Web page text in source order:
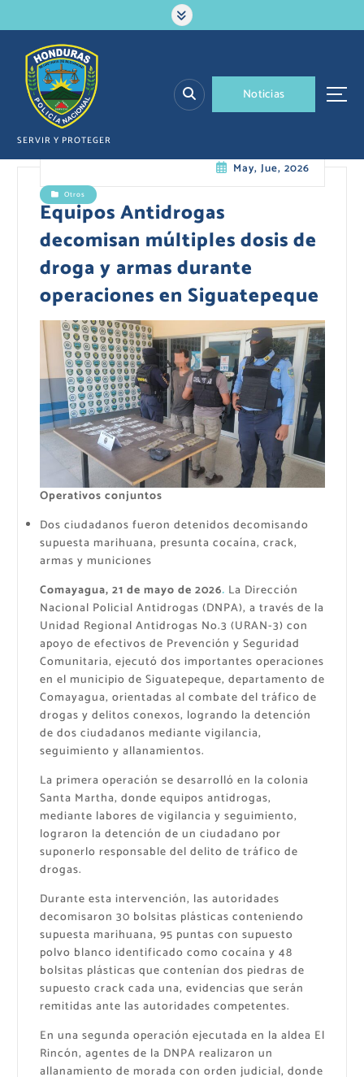
a
SERVIR Y PROTEGER
Noticias
May, Jue, 2026
Otros
Equipos Antidrogas
decomisan múltiples dosis de
droga y armas durante
operaciones en Siguatepeque
Operativos conjuntos
Dos ciudadanos fueron detenidos decomisando
supuesta marihuana, presunta cocaína, crack,
armas y municiones
Comayagua, 21 de mayo de 2026. La Dirección
Nacional Policial Antidrogas (DNPA), a través de la
Unidad Regional Antidrogas No.3 (URAN-3) con
apoyo de efectivos de Prevención y Seguridad
Comunitaria, ejecutó dos importantes operaciones
en el municipio de Siguatepeque, departamento de
Comayagua, orientadas al combate del tráfico de
drogas y delitos conexos, logrando la detención
de dos ciudadanos mediante vigilancia,
seguimiento y allanamientos.
La primera operación se desarrolló en la colonia
Santa Martha, donde equipos antidrogas,
mediante labores de vigilancia y seguimiento,
lograron la detención de un ciudadano por
suponerlo responsable del delito de tráfico de
drogas.
Durante esta intervención, las autoridades
decomisaron 30 bolsitas plásticas conteniendo
supuesta marihuana, 95 puntas con supuesto
polvo blanco identificado como cocaína y 48
bolsitas plásticas que contenían dos piedras de
supuesto crack cada una, evidencias que serán
remitidas ante las autoridades competentes.
En una segunda operación ejecutada en la aldea El
Rincón, agentes de la DNPA realizaron un
allanamiento de morada con orden judicial, donde